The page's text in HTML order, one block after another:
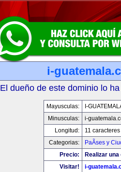
i-
El dueño de este dominio lo
Mayusculas:
I-
Minusculas:
i-
Longitud:
11 caracteres
Categorias:
PaÃ­ses y
Precio:
Realizar
Visitar!
i-